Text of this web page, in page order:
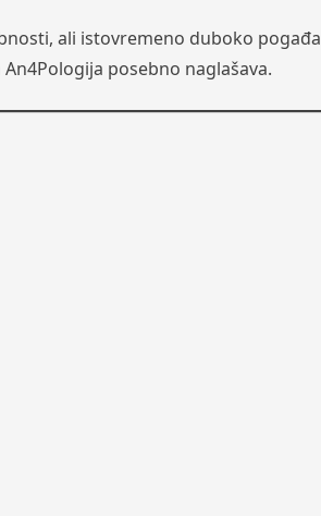
ali istovremeno duboko pogađa
posebno naglašava.